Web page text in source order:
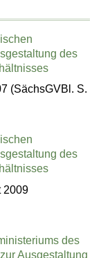
des
(SächsGVBl. S.
des
2009
des
Ausgestaltung